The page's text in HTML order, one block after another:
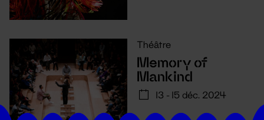
Théâtre
Memory of
Mankind
13 - 15 déc. 2024